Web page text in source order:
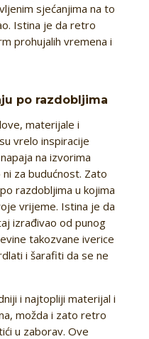
sjećanjima na to
Istina je da retro
prohujalih vremena i
po razdobljima
materijale i
vrelo inspiracije
na izvorima
za budućnost. Zato
razdobljima u kojima
vrijeme. Istina je da
izrađivao od punog
takozvane iverice
i šarafiti da se ne
i najtopliji materijal i
možda i zato retro
u zaborav. Ove